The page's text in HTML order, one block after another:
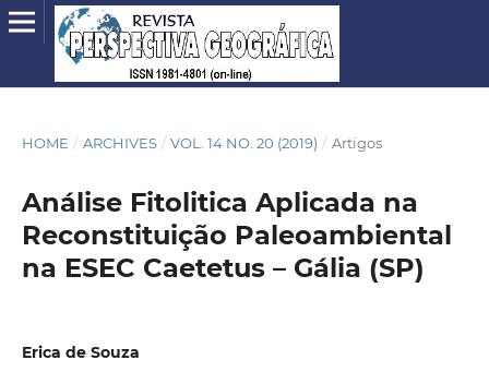
HOME / ARCHIVES / VOL. 14 NO. 20 (2019) / Artigos
Análise Fitolitica Aplicada na
Reconstituição Paleoambiental
na ESEC Caetetus – Gália (SP)
Erica de Souza